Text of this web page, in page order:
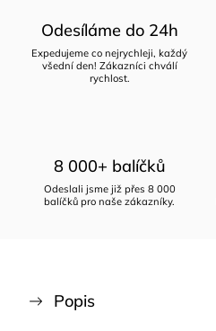
Odesíláme do 24h
Expedujeme co nejrychleji, každý
všední den! Zákazníci chválí
rychlost.
8 000+ balíčků
Odeslali jsme již přes 8 000
balíčků pro naše zákazníky.
Popis